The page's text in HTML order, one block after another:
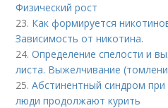
Физический рост
23. Как формируется
Зависимость от никотина.
24.Определение спелости и
листа. Выжелчивание
25.Абстинентный синдром
люди продолжают курить